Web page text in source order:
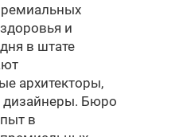
и
в штате
архитекторы,
дизайнеры. Бюро
в